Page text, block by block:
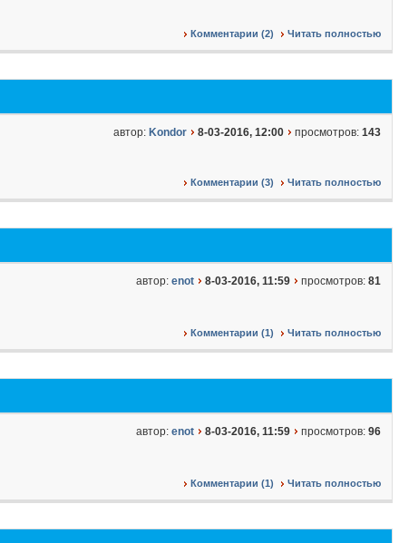
Комментарии (2) Читать полностью
автор: Kondor 8-03-2016, 12:00 просмотров: 143
Комментарии (3) Читать полностью
автор: enot 8-03-2016, 11:59 просмотров: 81
Комментарии (1) Читать полностью
автор: enot 8-03-2016, 11:59 просмотров: 96
Комментарии (1) Читать полностью